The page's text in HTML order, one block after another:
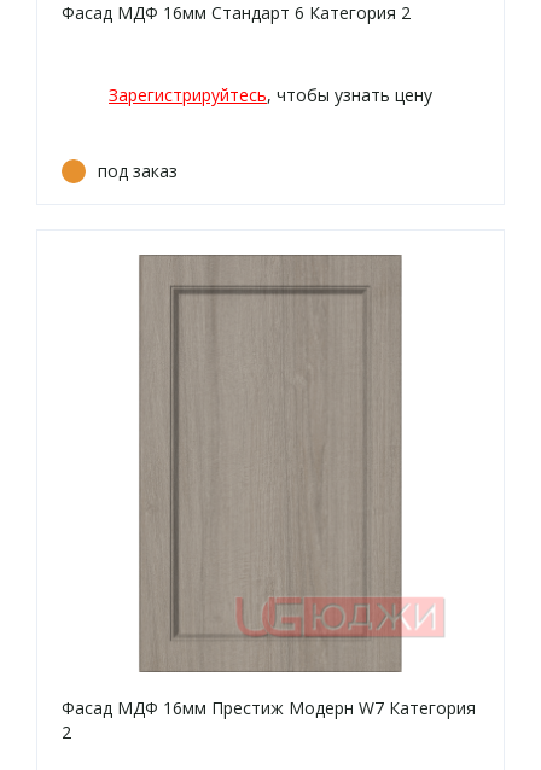
Фасад МДФ 16мм Стандарт 6 Категория 2
Зарегистрируйтесь, чтобы узнать цену
под заказ
Фасад МДФ 16мм Престиж Модерн W7 Категория
2